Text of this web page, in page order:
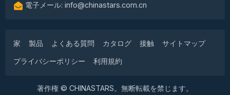
電子メール: info@chinastars.com.cn
家 製品 よくある質問 カタログ 接触 サイトマップ
プライバシーポリシー 利用規約
著作権 © CHINASTARS。無断転載を禁じます。